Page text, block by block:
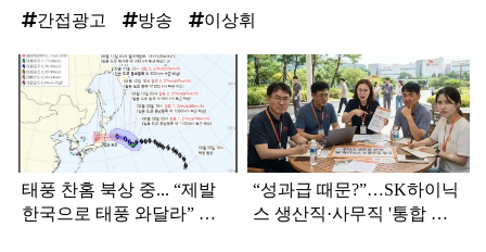
간접광고 방송 이상휘
탑
라
인
태풍 찬홈 북상 중... “제발
한국으로 태풍 와달라” 말
“성과급 때문?”…SK하이닉
스 생산직·사무직 '통합 노